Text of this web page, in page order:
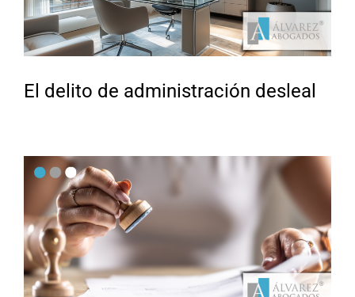
El delito de administración desleal